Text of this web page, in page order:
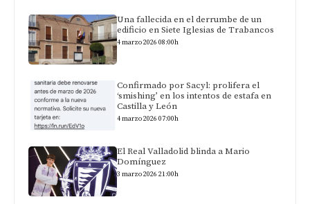
Una fallecida en el derrumbe de un
edificio en Siete Iglesias de Trabancos
4 marzo 2026 08:00h
Confirmado por Sacyl: prolifera el
‘smishing’ en los intentos de estafa en
Castilla y León
4 marzo 2026 07:00h
El Real Valladolid blinda a Mario
Domínguez
3 marzo 2026 21:00h